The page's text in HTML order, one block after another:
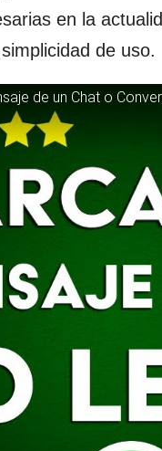
en la
de uso.
de un Chat o